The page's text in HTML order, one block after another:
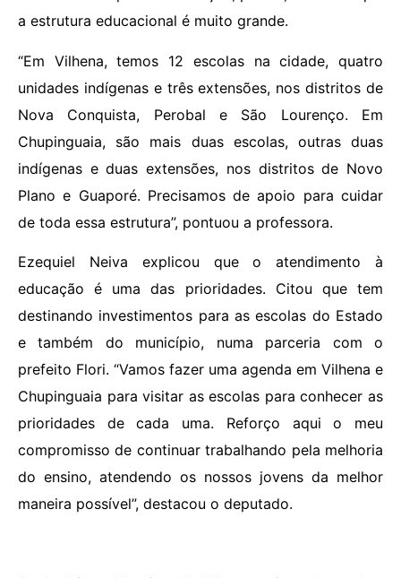
a estrutura educacional é muito grande.
“Em Vilhena, temos 12 escolas na cidade, quatro
unidades indígenas e três extensões, nos distritos de
Nova Conquista, Perobal e São Lourenço. Em
Chupinguaia, são mais duas escolas, outras duas
indígenas e duas extensões, nos distritos de Novo
Plano e Guaporé. Precisamos de apoio para cuidar
de toda essa estrutura”, pontuou a professora.
Ezequiel Neiva explicou que o atendimento à
educação é uma das prioridades. Citou que tem
destinando investimentos para as escolas do Estado
e também do município, numa parceria com o
prefeito Flori. “Vamos fazer uma agenda em Vilhena e
Chupinguaia para visitar as escolas para conhecer as
prioridades de cada uma. Reforço aqui o meu
compromisso de continuar trabalhando pela melhoria
do ensino, atendendo os nossos jovens da melhor
maneira possível”, destacou o deputado.